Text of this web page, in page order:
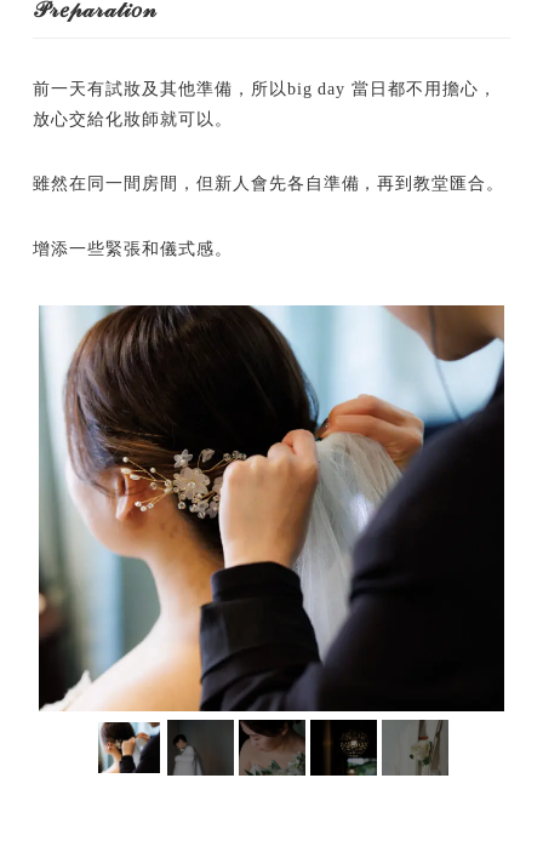
𝒫𝓇𝑒𝓅𝒶𝓇𝒶𝓉𝒾𝑜𝓃
前一天有試妝及其他準備，所以big day 當日都不用擔心，
放心交給化妝師就可以。
雖然在同一間房間，但新人會先各自準備，再到教堂匯合。
增添一些緊張和儀式感。